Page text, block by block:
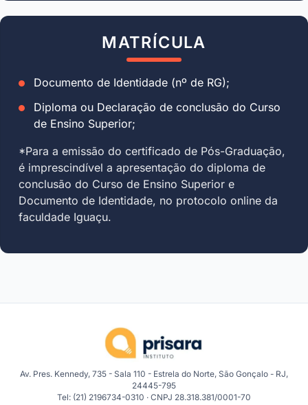
MATRÍCULA
Documento de Identidade (nº de RG);
Diploma ou Declaração de conclusão do Curso
de Ensino Superior;
*Para a emissão do certificado de Pós-Graduação,
é imprescindível a apresentação do diploma de
conclusão do Curso de Ensino Superior e
Documento de Identidade, no protocolo online da
faculdade Iguaçu.
Av. Pres. Kennedy, 735 - Sala 110 - Estrela do Norte, São Gonçalo - RJ,
24445-795
Tel: (21) 2196734-0310 · CNPJ 28.318.381/0001-70